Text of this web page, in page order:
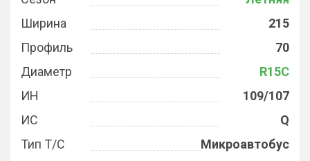
Ширина
215
Профиль
70
Диаметр
R15C
ИН
109/107
ИС
Q
Тип Т/С
Микроавтобус